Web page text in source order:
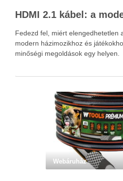
Fedezd fel, miért elengedhetetlen
modern házimozikhoz és
minőségi megoldások egy helyen.
Webáruház